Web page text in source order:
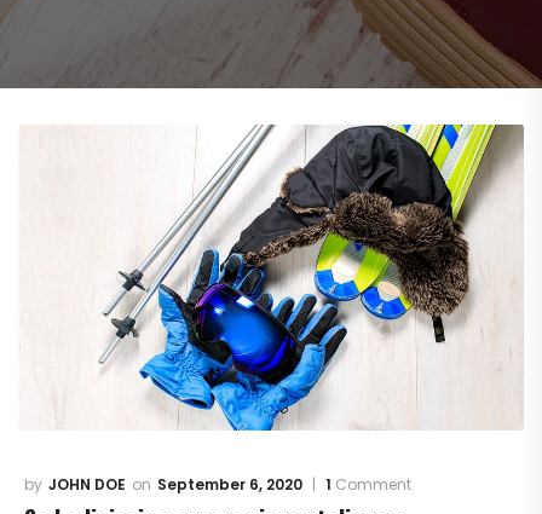
JOHN DOE September 6, 2020 1 Comment